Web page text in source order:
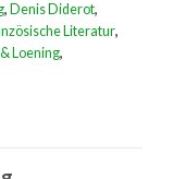
, Denis Diderot,
Literatur,
Loening,